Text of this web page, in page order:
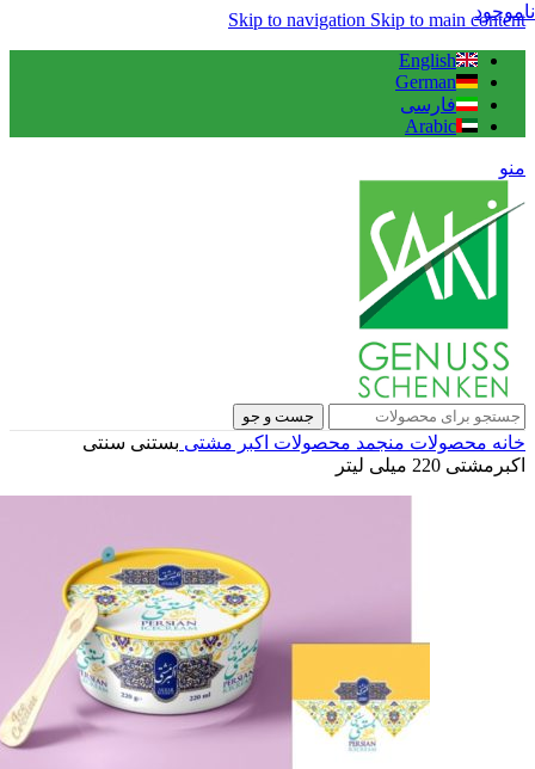
Skip to navigation Skip to main content
English
German
فارسی
Arabic
منو
جست و جو
خانه محصولات منجمد محصولات اکبر مشتی بستنی سنتی
اکبرمشتی 220 میلی لیتر
ناموجود